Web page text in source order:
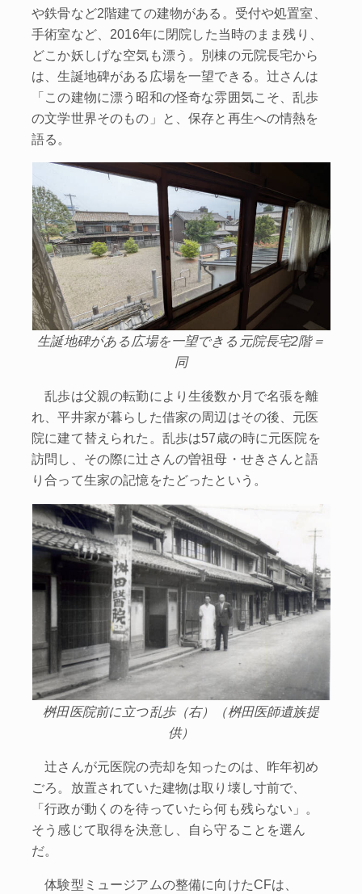
や鉄骨など2階建ての建物がある。受付や処置室、
手術室など、2016年に閉院した当時のまま残り、
どこか妖しげな空気も漂う。別棟の元院長宅から
は、生誕地碑がある広場を一望できる。辻さんは
「この建物に漂う昭和の怪奇な雰囲気こそ、乱歩
の文学世界そのもの」と、保存と再生への情熱を
語る。
生誕地碑がある広場を一望できる元院長宅2階＝
同
乱歩は父親の転勤により生後数か月で名張を離
れ、平井家が暮らした借家の周辺はその後、元医
院に建て替えられた。乱歩は57歳の時に元医院を
訪問し、その際に辻さんの曽祖母・せきさんと語
り合って生家の記憶をたどったという。
桝田医院前に立つ乱歩（右）（桝田医師遺族提
供）
辻さんが元医院の売却を知ったのは、昨年初め
ごろ。放置されていた建物は取り壊し寸前で、
「行政が動くのを待っていたら何も残らない」。
そう感じて取得を決意し、自ら守ることを選ん
だ。
体験型ミュージアムの整備に向けたCFは、